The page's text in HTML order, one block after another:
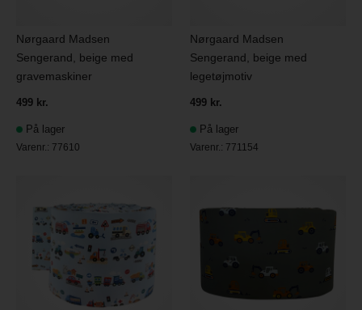
Nørgaard Madsen
Sengerand, beige med
gravemaskiner
499 kr.
På lager
Varenr.: 77610
Nørgaard Madsen
Sengerand, beige med
legetøjmotiv
499 kr.
På lager
Varenr.: 771154